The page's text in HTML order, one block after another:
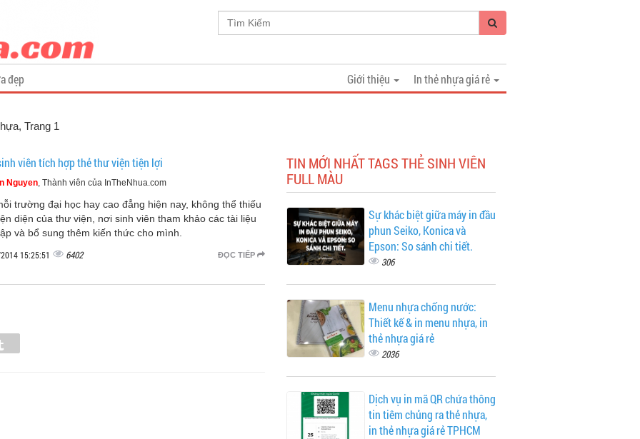
In thẻ nhựa giá rẻ
đẹp
Giới thiệu
, Trang 1
viên tích hợp thẻ thư viện tiện lợi
Nguyen, Thành viên của InTheNhua.com
trường đại học hay cao đẳng hiện nay, không thể thiếu
diện của thư viện, nơi sinh viên tham khảo các tài liệu
và bổ sung thêm kiến thức cho mình.
ĐỌC TIẾP
15:25:51 6402
TIN MỚI NHẤT TAGS THẺ SINH VIÊN
FULL MÀU
Sự khác biệt giữa máy in đầu
phun Seiko, Konica và
Epson: So sánh chi tiết.
306
Menu nhựa chống nước:
Thiết kế & in menu nhựa, in
thẻ nhựa giá rẻ
2036
Dịch vụ in mã QR chứa thông
tin tiêm chủng ra thẻ nhựa,
in thẻ nhựa giá rẻ TPHCM